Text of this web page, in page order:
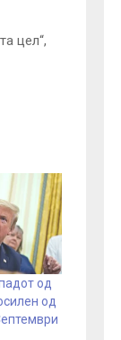
цел“,
од
од